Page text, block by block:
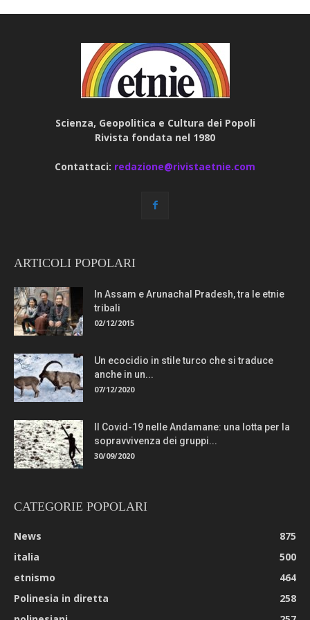
Scienza, Geopolitica e Cultura dei Popoli
Rivista fondata nel 1980
Contattaci: redazione@rivistaetnie.com
ARTICOLI POPOLARI
In Assam e Arunachal Pradesh, tra le etnie
tribali
02/12/2015
Un ecocidio in stile turco che si traduce
anche in un...
07/12/2020
Il Covid-19 nelle Andamane: una lotta per la
sopravvivenza dei gruppi...
30/09/2020
CATEGORIE POPOLARI
News
875
italia
500
etnismo
464
Polinesia in diretta
258